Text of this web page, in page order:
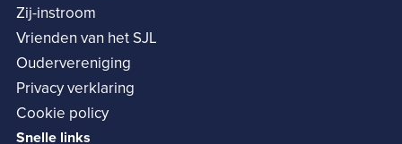
Zij-instroom
Vrienden van het SJL
Oudervereniging
Privacy verklaring
Cookie policy
Snelle links